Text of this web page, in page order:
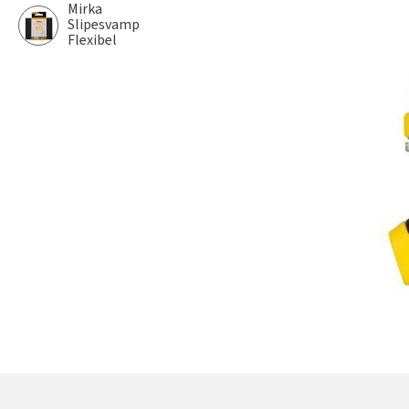
Mirka
Slipesvamp
Flexibel